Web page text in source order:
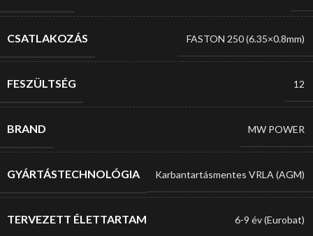
CSATLAKOZÁS FASTON 250 (6.35×0.8mm)
FESZÜLTSÉG 12
BRAND MW POWER
GYÁRTÁSTECHNOLÓGIA Karbantartásmentes VRLA (AGM)
TERVEZETT ÉLETTARTAM 6-9 év (Eurobat)